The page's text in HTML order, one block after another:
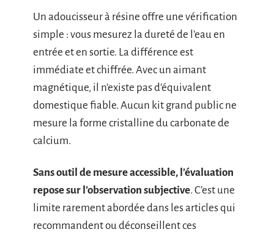
Un adoucisseur à résine offre une vérification
simple : vous mesurez la dureté de l’eau en
entrée et en sortie. La différence est
immédiate et chiffrée. Avec un aimant
magnétique, il n’existe pas d’équivalent
domestique fiable. Aucun kit grand public ne
mesure la forme cristalline du carbonate de
calcium.
Sans outil de mesure accessible, l’évaluation
repose sur l’observation subjective. C’est une
limite rarement abordée dans les articles qui
recommandent ou déconseillent ces